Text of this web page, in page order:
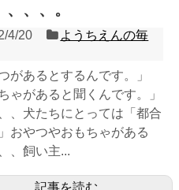
、、、。
4/20
ようちえんの毎
があるとするんです。」
ゃがあると聞くんです。」
、犬たちにとっては「都合
おやつやおもちゃがある
、飼い主...